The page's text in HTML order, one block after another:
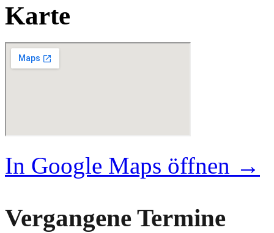
Karte
In Google Maps öffnen →
Vergangene Termine